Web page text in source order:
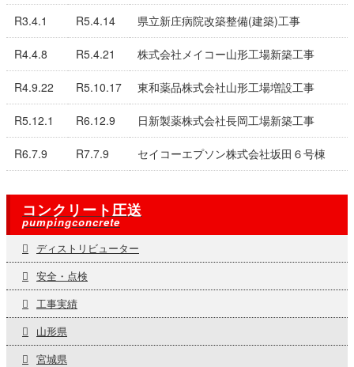
R3.4.1 R5.4.14 県立新庄病院改築整備(建築)工事
R4.4.8 R5.4.21 株式会社メイコー山形工場新築工事
R4.9.22 R5.10.17 東和薬品株式会社山形工場増設工事
R5.12.1 R6.12.9 日新製薬株式会社長岡工場新築工事
R6.7.9 R7.7.9 セイコーエプソン株式会社坂田６号棟
コンクリート圧送
pumpingconcrete
ディストリビューター
安全・点検
工事実績
山形県
宮城県